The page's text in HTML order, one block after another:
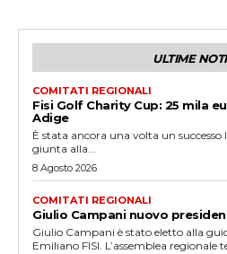
ULTIME
COMITATI REGIONALI
Fisi Golf Charity Cup: 25 mila
Adige
È stata ancora una volta un successo
giunta alla...
8 Agosto 2026
COMITATI REGIONALI
Giulio Campani nuovo
Giulio Campani è stato eletto alla
Emiliano FISI. L’assemblea regionale